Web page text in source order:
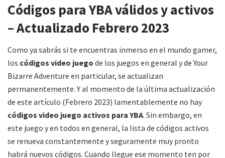
Códigos para YBA válidos y activos
– Actualizado Febrero 2023
Como ya sabrás si te encuentras inmerso en el mundo gamer,
los códigos video juego de los juegos en general y de Your
Bizarre Adventure en particular, se actualizan
permanentemente. Y al momento de la última actualización
de este artículo (Febrero 2023) lamentablemente no hay
códigos video juego activos para YBA. Sin embargo, en
este juego y en todos en general, la lista de códigos activos
se renueva constantemente y seguramente muy pronto
habrá nuevos códigos. Cuando llegue ese momento ten por